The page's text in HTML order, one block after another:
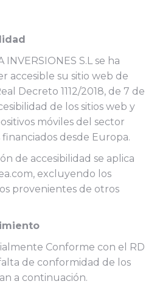
INVERSIONES S.L se ha
accesible su sitio web de
Decreto 1112/2018, de 7 de
de los sitios web y
móviles del sector
desde Europa.
de accesibilidad se aplica
excluyendo los
provenientes de otros
Conforme con el RD
de conformidad de los
a continuación.